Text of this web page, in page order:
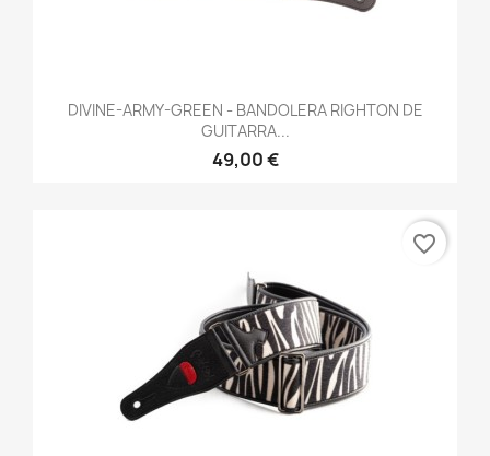
DIVINE-ARMY-GREEN - BANDOLERA RIGHTON DE
GUITARRA...
49,00 €
favorite_border